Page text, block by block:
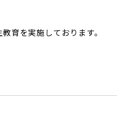
育を実施しております。